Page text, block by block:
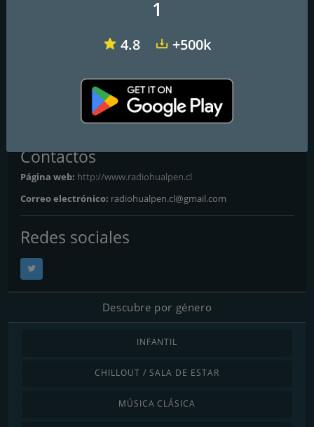
Radio Infinita
Radio Hualpén
Contactos
Página web: http://www.radiohualpen.cl
Correo electrónico: radiohualpen.cl@gmail.com
Redes sociales
Descubre por género
INFANTIL
CHILLOUT / SALA DE ESTAR
MÚSICA CLÁSICA
1
4.8 +500k